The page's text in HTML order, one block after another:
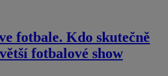
fotbale. Kdo skutečně
fotbalové show